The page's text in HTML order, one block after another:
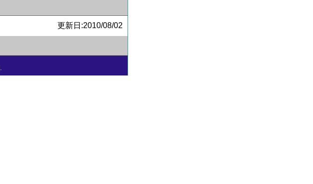
更新日:2010/08/02